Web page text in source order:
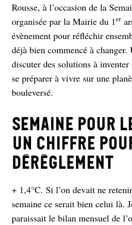
Rousse, à l’occasion de la
organisée par la Mairie du 1er
évènement pour réfléchir
déjà bien commencé à changer.
discuter des solutions à
se préparer à vivre sur une
bouleversé.
Semaine pour
un chiffre
dérèglement
+ 1,4°C. Si l’on devait ne
semaine ce serait bien celui là.
paraissait le bilan mensuel de